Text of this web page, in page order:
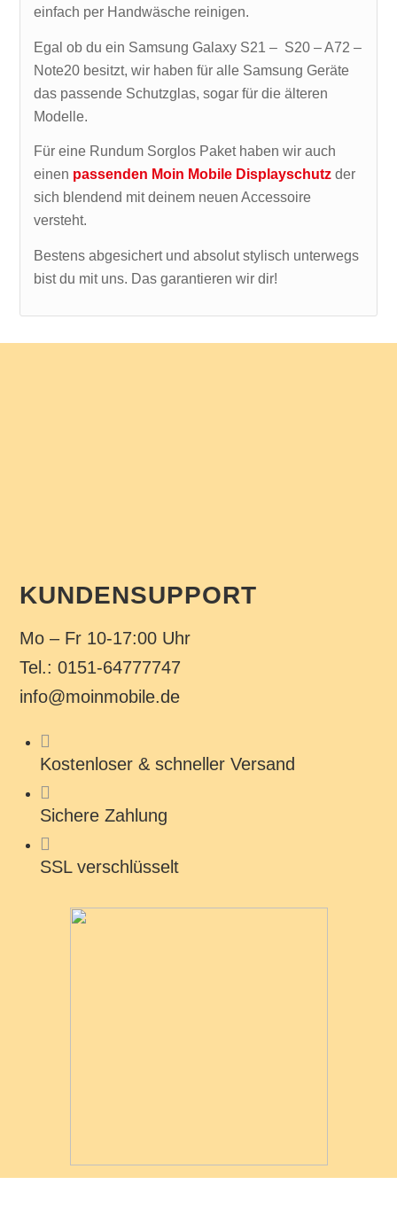
einfach per Handwäsche reinigen.
Egal ob du ein Samsung Galaxy S21 – S20 – A72 –
Note20 besitzt, wir haben für alle Samsung Geräte
das passende Schutzglas, sogar für die älteren
Modelle.
Für eine Rundum Sorglos Paket haben wir auch
einen passenden Moin Mobile Displayschutz der
sich blendend mit deinem neuen Accessoire
versteht.
Bestens abgesichert und absolut stylisch unterwegs
bist du mit uns. Das garantieren wir dir!
KUNDENSUPPORT
Mo – Fr 10-17:00 Uhr
Tel.: 0151-64777747
info@moinmobile.de
Kostenloser & schneller Versand
Sichere Zahlung
SSL verschlüsselt